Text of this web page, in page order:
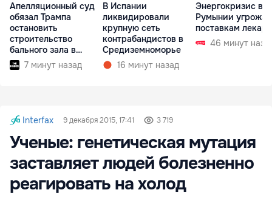
Апелляционный суд
обязал Трампа
остановить
строительство
бального зала в
Белом доме
7 минут назад
В Испании
ликвидировали
крупную сеть
контрабандистов в
Средиземноморье
16 минут назад
Энергокризис в
Румынии
поставкам
46 минут
Interfax 9 декабря 2015, 17:41 3 719
Ученые: генетическая мутация
заставляет людей болезненно
реагировать на холод